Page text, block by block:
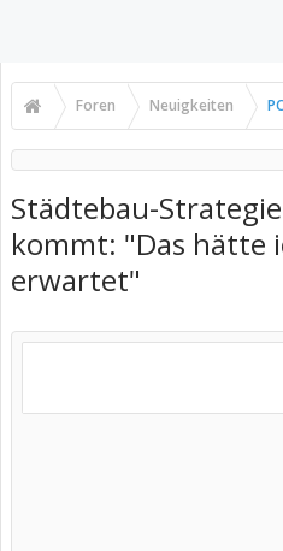
Foren Neuigkeiten
Städtebau-
kommt: "Das hätte
erwartet"